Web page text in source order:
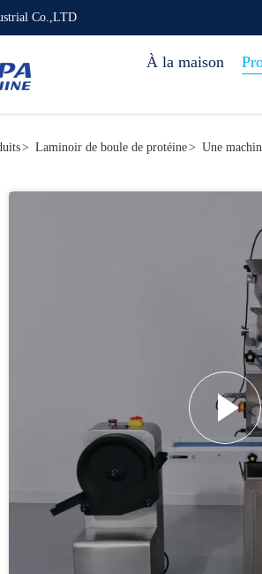
Co.,LTD
À la maison
> Laminoir de boule de protéine> Une